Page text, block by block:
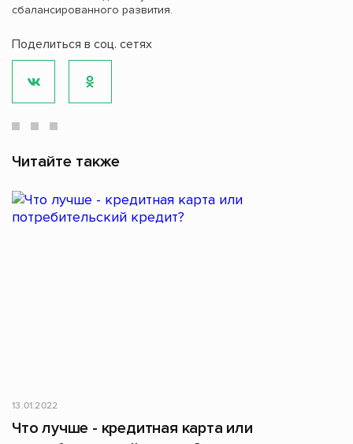
сбалансированного развития.
Поделиться в соц. сетях
Читайте также
13.01.2022
Что лучше - кредитная карта или